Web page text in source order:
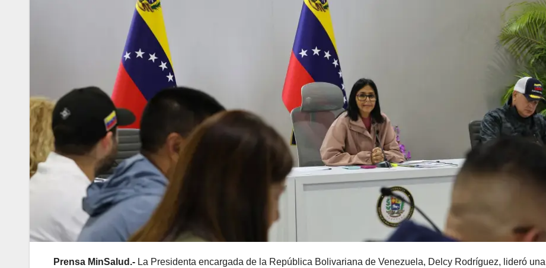
Prensa MinSalud.- La Presidenta encargada de la República Bolivariana de Venezuela, Delcy Rodríguez, lideró una